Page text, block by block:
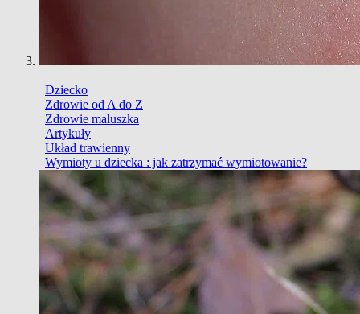
Dziecko
Zdrowie od A do Z
Zdrowie maluszka
Artykuły
Układ trawienny
Wymioty u dziecka : jak zatrzymać wymiotowanie?